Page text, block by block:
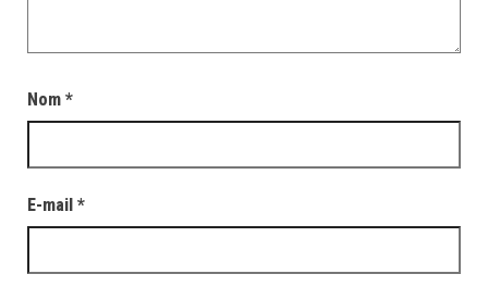
Nom *
E-mail *